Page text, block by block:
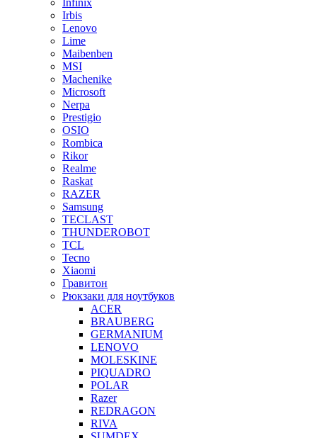
Infinix
Irbis
Lenovo
Lime
Maibenben
MSI
Machenike
Microsoft
Nerpa
Prestigio
OSIO
Rombica
Rikor
Realme
Raskat
RAZER
Samsung
TECLAST
THUNDEROBOT
TCL
Tecno
Xiaomi
Гравитон
Рюкзаки для ноутбуков
ACER
BRAUBERG
GERMANIUM
LENOVO
MOLESKINE
PIQUADRO
POLAR
Razer
REDRAGON
RIVA